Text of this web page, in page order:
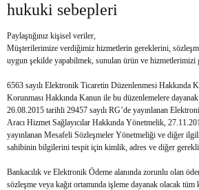
hukuki sebepleri
Paylaştığınız kişisel veriler,
Müşterilerimize verdiğimiz hizmetlerin gereklerini,
uygun şekilde yapabilmek, sunulan ürün ve
6563 sayılı Elektronik Ticaretin Düzenlenmesi Hakkında
Korunması Hakkında Kanun ile bu düzenlemelere dayanak
26.08.2015 tarihli 29457 sayılı RG’de yayınlanan
Aracı Hizmet Sağlayıcılar Hakkında Yönetmelik,
yayınlanan Mesafeli Sözleşmeler Yönetmeliği ve diğer
sahibinin bilgilerini tespit için kimlik, adres ve diğer
Bankacılık ve Elektronik Ödeme alanında zorunlu olan
sözleşme veya kağıt ortamında işleme dayanak olacak
Akülü Üfleme
Elektrikli Tornavida
Koyun Kırkma
Somun Sıkma